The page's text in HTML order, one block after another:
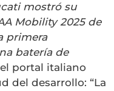
mostró su
Mobility 2025 de
primera
batería de
portal italiano
del desarrollo: “La